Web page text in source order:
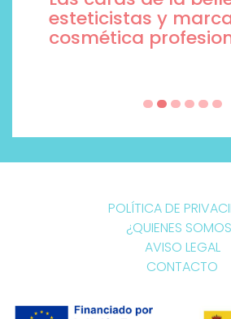
esteticistas y
cosmética
POLÍTICA DE
¿QUIENES
AVISO LEGAL
CONTACTO